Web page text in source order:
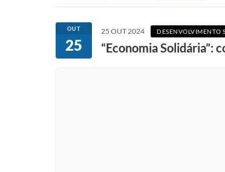
OUT
25
25 OUT 2024 DESENVOLVIMENTO
“Economia Solidária”: